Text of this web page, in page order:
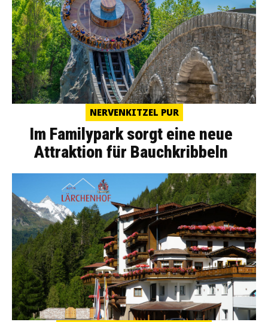
NERVENKITZEL PUR
Im Familypark sorgt eine neue
Attraktion für Bauchkribbeln